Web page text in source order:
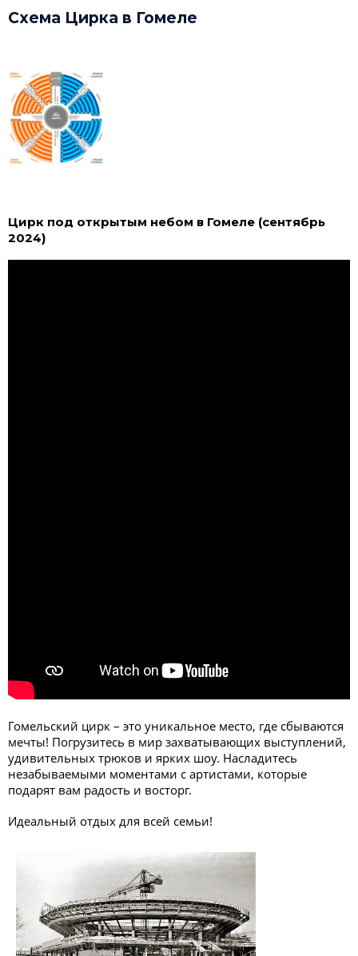
Схема Цирка в Гомеле
Цирк под открытым небом в Гомеле (сентябрь
2024)
Гомельский цирк – это уникальное место, где сбываются
мечты! Погрузитесь в мир захватывающих выступлений,
удивительных трюков и ярких шоу. Насладитесь
незабываемыми моментами с артистами, которые
подарят вам радость и восторг.
Идеальный отдых для всей семьи!